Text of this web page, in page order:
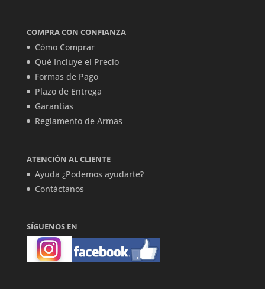
COMPRA CON CONFIANZA
Cómo Comprar
Qué Incluye el Precio
Formas de Pago
Plazo de Entrega
Garantías
Reglamento de Armas
ATENCIÓN AL CLIENTE
Ayuda ¿Podemos ayudarte?
Contáctanos
SÍGUENOS EN